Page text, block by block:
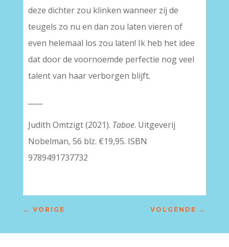
deze dichter zou klinken wanneer zij de
teugels zo nu en dan zou laten vieren of
even helemaal los zou laten! Ik heb het idee
dat door de voornoemde perfectie nog veel
talent van haar verborgen blijft.
Judith Omtzigt (2021). Taboe. Uitgeverij
Nobelman, 56 blz. €19,95. ISBN
9789491737732
← VORIGE VOLGENDE →